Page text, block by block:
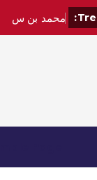
محمد بن س ل